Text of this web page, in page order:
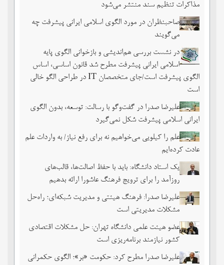
مذاکرات تنظیم سند منتشر می‌شود
صاحبنظران در مورد الگوی اسلامی ایرانی پیشرفت چه
می‌گویند
در نشست بررسی هم‌اندیشی و بازخوانی الگوی پایه
اسلامی ایرانی پیشرفت مطرح شد قانون اساسی، اساس
الگوی پیشرفت است/جای متخصصان IT در طراحی الگو خالی
است
علیرضا صدرا در گفت‌وگو با رسالت: توسعه، بدون الگوی
ایرانی اسلامی پیشرفت شکل نمی‌گیرد
علم را کیلویی می‌خواهیم نه برای رفع نیاز/ به واردات علم
عادت کرده‌ایم
یک استاد دانشگاه: باید با حفظ اصالت‌ها، قالب‌های
روزآمد را برای ترویج فرهنگ عاشورا ارائه بدهیم
علیرضا صدرا: فرهنگ هیئتی و مدیریت شبکه‌ای؛ راه‌حل
مشکلات مدیریتی است
عضو هیئت علمی دانشگاه تهران: حل مشکلات اقتصادی
کشور نیازمند برنامه‌ریزی است
علیرضا صدرا مطرح کرد: حکومت «بر»؛ الگوی حکمرانی